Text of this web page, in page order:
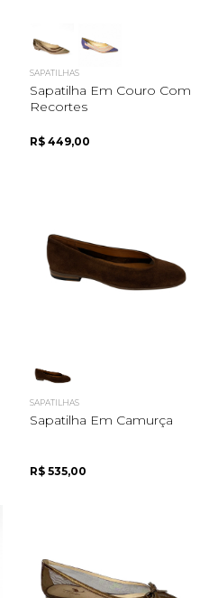
SAPATILHAS
Sapatilha Em Couro Com
Recortes
R$ 449,00
SAPATILHAS
Sapatilha Em Camurça
R$ 535,00